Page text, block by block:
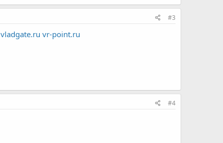
#3
vladgate.ru vr-point.ru
#4